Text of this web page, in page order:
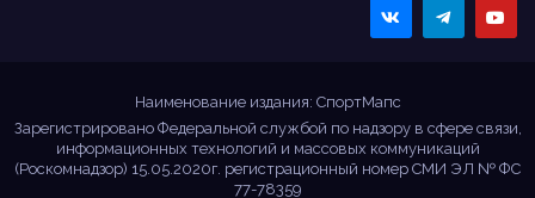
Наименование издания: СпортМапс
Зарегистрировано Федеральной службой по надзору в сфере связи,
информационных технологий и массовых коммуникаций
(Роскомнадзор) 15.05.2020г. регистрационный номер СМИ ЭЛ № ФС
77-78359